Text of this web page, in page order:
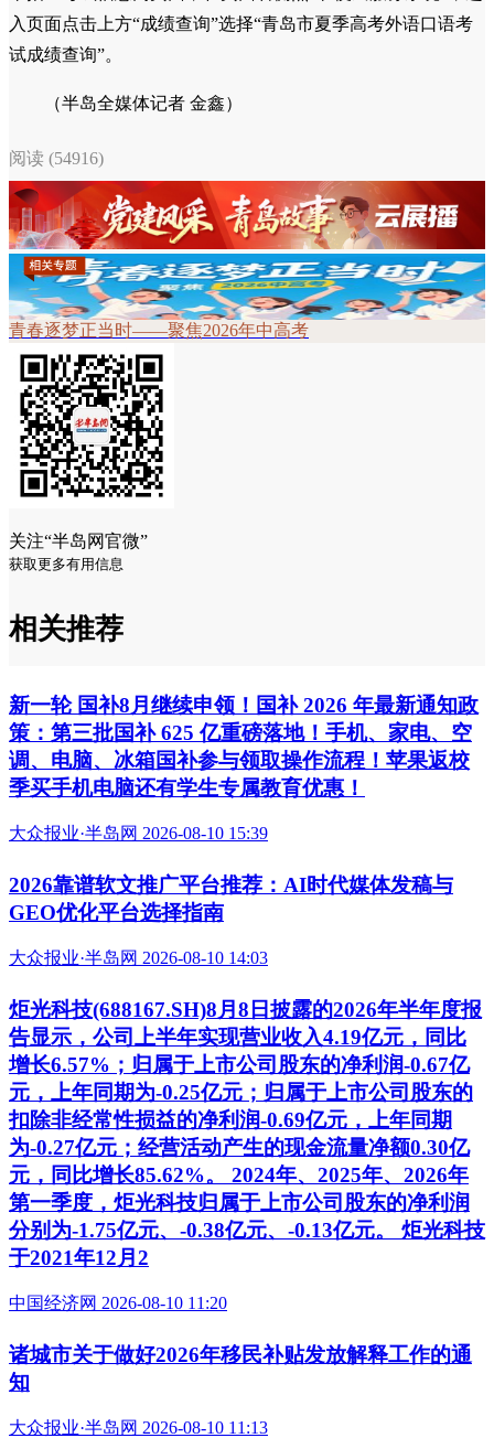
入页面点击上方“成绩查询”选择“青岛市夏季高考外语口语考
试成绩查询”。
（半岛全媒体记者 金鑫）
阅读 (54916)
青春逐梦正当时——聚焦2026年中高考
关注“半岛网官微”
获取更多有用信息
相关推荐
新一轮 国补8月继续申领！国补 2026 年最新通知政
策：第三批国补 625 亿重磅落地！手机、家电、空
调、电脑、冰箱国补参与领取操作流程！苹果返校
季买手机电脑还有学生专属教育优惠！
大众报业·半岛网 2026-08-10 15:39
2026靠谱软文推广平台推荐：AI时代媒体发稿与
GEO优化平台选择指南
大众报业·半岛网 2026-08-10 14:03
炬光科技(688167.SH)8月8日披露的2026年半年度报
告显示，公司上半年实现营业收入4.19亿元，同比
增长6.57%；归属于上市公司股东的净利润-0.67亿
元，上年同期为-0.25亿元；归属于上市公司股东的
扣除非经常性损益的净利润-0.69亿元，上年同期
为-0.27亿元；经营活动产生的现金流量净额0.30亿
元，同比增长85.62%。 2024年、2025年、2026年
第一季度，炬光科技归属于上市公司股东的净利润
分别为-1.75亿元、-0.38亿元、-0.13亿元。 炬光科技
于2021年12月2
中国经济网 2026-08-10 11:20
诸城市关于做好2026年移民补贴发放解释工作的通
知
大众报业·半岛网 2026-08-10 11:13